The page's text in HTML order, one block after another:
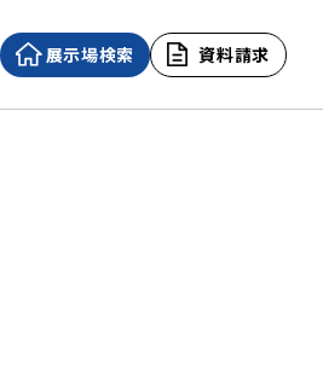
展示場検索 資料請求